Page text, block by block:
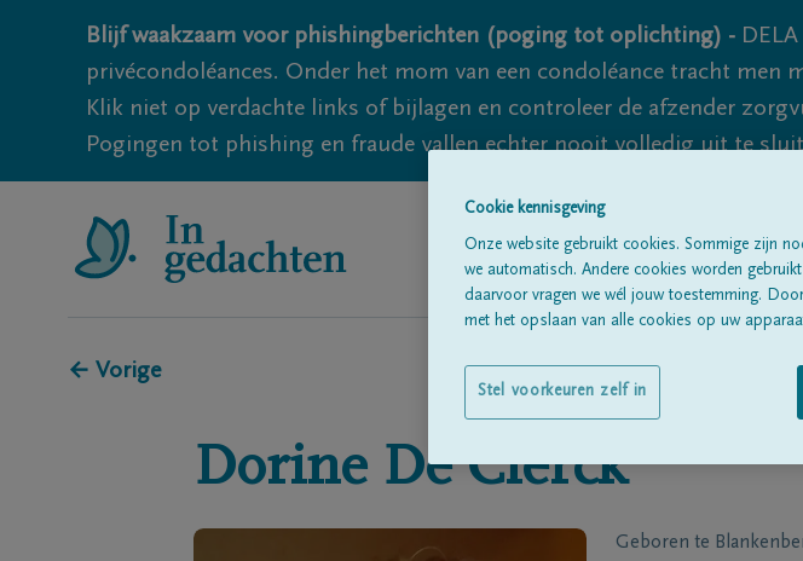
Blijf waakzaam voor phishingberichten (poging tot oplichting) -
privécondoléances. Onder het mom van een condoléance tracht men
Klik niet op verdachte links of bijlagen en controleer de afzender
Pogingen tot phishing en fraude vallen echter nooit volledig uit te
← Vorige
Dorine De Clerck
Geboren te
Cookie kennisgeving
Onze website gebruikt cookies. Sommige zijn
we automatisch. Andere cookies worden
daarvoor vragen we wél jouw toestemming.
met het opslaan van alle cookies op uw
Stel voorkeuren zelf in